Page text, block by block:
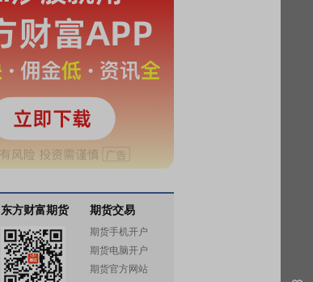
东方财富期货 期货交易
期货手机开户
期货电脑开户
期货官方网站